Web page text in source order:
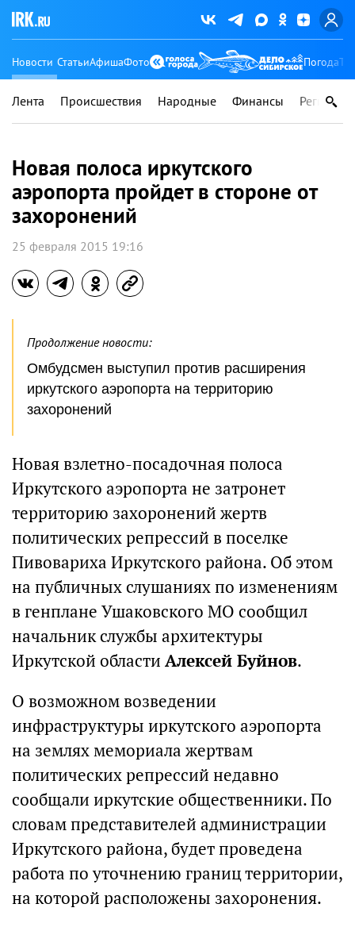
Новости СтатьиАфишаФото Погода
Лента Происшествия Народные Финансы Регионы
Новая полоса иркутского
аэропорта пройдет в стороне от
захоронений
25 февраля 2015 19:16
Продолжение новости:
Омбудсмен выступил против расширения
иркутского аэропорта на территорию
захоронений
Новая взлетно-посадочная полоса
Иркутского аэропорта не затронет
территорию захоронений жертв
политических репрессий в поселке
Пивовариха Иркутского района. Об этом
на публичных слушаниях по изменениям
в генплане Ушаковского МО сообщил
начальник службы архитектуры
Иркутской области Алексей Буйнов.
О возможном возведении
инфраструктуры иркутского аэропорта
на землях мемориала жертвам
политических репрессий недавно
сообщали иркутские общественники. По
словам представителей администрации
Иркутского района, будет проведена
работа по уточнению границ территории,
на которой расположены захоронения.